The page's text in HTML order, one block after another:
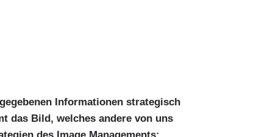
Informationen strategisch
das Bild, welches andere von uns